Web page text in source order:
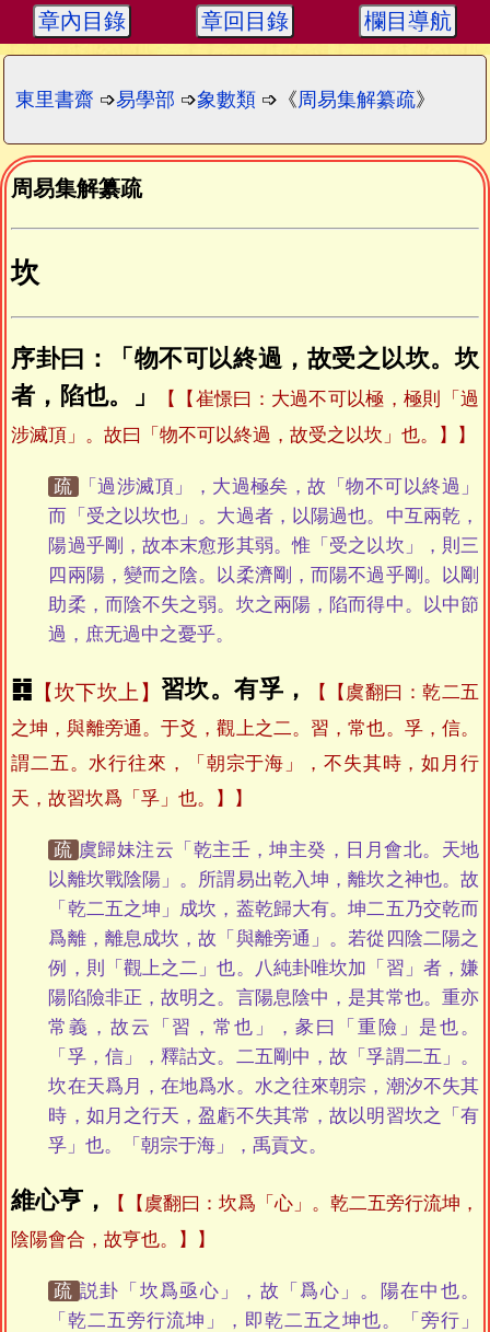
章內目錄 章回目錄 欄目導航
東里書齋 ➩易學部 ➩象數類 ➩《周易集解纂疏》
周易集解纂疏
坎
序卦曰：「物不可以終過，故受之以坎。坎
者，陷也。」
【崔憬曰：大過不可以極，極則「過
涉滅頂」。故曰「物不可以終過，故受之以坎」也。】
疏
「過涉滅頂」，大過極矣，故「物不可以終過」
而「受之以坎也」。大過者，以陽過也。中互兩乾，
陽過乎剛，故本末愈形其弱。惟「受之以坎」，則三
四兩陽，變而之陰。以柔濟剛，而陽不過乎剛。以剛
助柔，而陰不失之弱。坎之兩陽，陷而得中。以中節
過，庶无過中之憂乎。
䷜ 坎下坎上 習坎。有孚，
【虞翻曰：乾二五
之坤，與離旁通。于爻，觀上之二。習，常也。孚，信。
謂二五。水行往來，「朝宗于海」，不失其時，如月行
天，故習坎爲「孚」也。】
疏 虞歸妹注云「乾主壬，坤主癸，日月會北。天地
以離坎戰陰陽」。所謂易出乾入坤，離坎之神也。故
「乾二五之坤」成坎，葢乾歸大有。坤二五乃交乾而
爲離，離息成坎，故「與離旁通」。若從四陰二陽之
例，則「觀上之二」也。八純卦唯坎加「習」者，嫌
陽陷險非正，故明之。言陽息陰中，是其常也。重亦
常義，故云「習，常也」，彖曰「重險」是也。
「孚，信」，釋詁文。二五剛中，故「孚謂二五」。
坎在天爲月，在地爲水。水之往來朝宗，潮汐不失其
時，如月之行天，盈虧不失其常，故以明習坎之「有
孚」也。「朝宗于海」，禹貢文。
維心亨，
【虞翻曰：坎爲「心」。乾二五旁行流坤，
陰陽會合，故亨也。】
疏 説卦「坎爲亟心」，故「爲心」。陽在中也。
「乾二五旁行流坤」，即乾二五之坤也。「旁行」